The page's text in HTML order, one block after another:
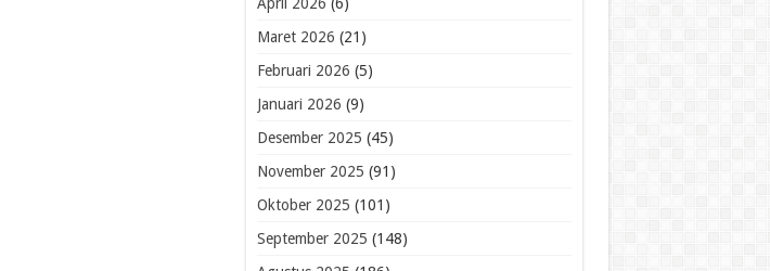
Maret 2026 (21)
Februari 2026 (5)
Januari 2026 (9)
Desember 2025 (45)
November 2025 (91)
Oktober 2025 (101)
September 2025 (148)